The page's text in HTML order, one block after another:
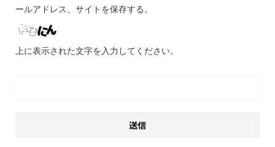
ールアドレス、サイトを保存する。
上に表示された文字を入力してください。